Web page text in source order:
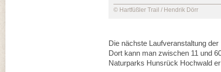
© Hartfüßler Trail / Hendrik Dörr
Die nächste Laufveranstaltung
Dort kann man zwischen 11 und
Naturparks Hunsrück Hochwald